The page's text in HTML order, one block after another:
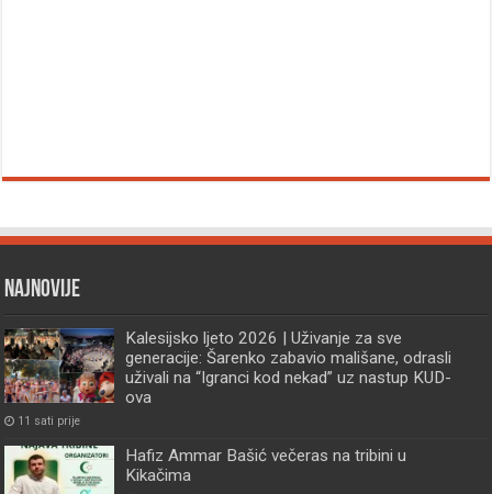
Najnovije
Kalesijsko ljeto 2026 | Uživanje za sve
generacije: Šarenko zabavio mališane, odrasli
uživali na “Igranci kod nekad” uz nastup KUD-
ova
11 sati prije
Hafiz Ammar Bašić večeras na tribini u
Kikačima